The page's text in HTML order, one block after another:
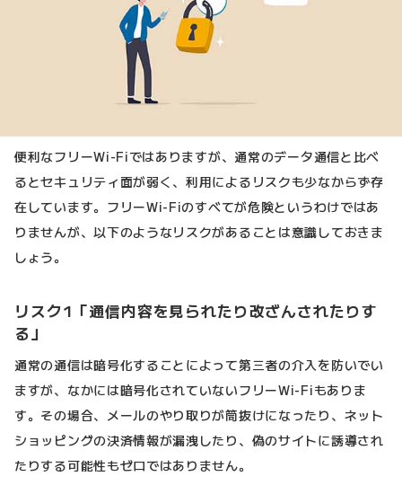
便利なフリーWi-Fiではありますが、通常のデータ通信と比べ
るとセキュリティ面が弱く、利用によるリスクも少なからず存
在しています。フリーWi-Fiのすべてが危険というわけではあ
りませんが、以下のようなリスクがあることは意識しておきま
しょう。
リスク1「通信内容を見られたり改ざんされたりす
る」
通常の通信は暗号化することによって第三者の介入を防いでい
ますが、なかには暗号化されていないフリーWi-Fiもありま
す。その場合、メールのやり取りが筒抜けになったり、ネット
ショッピングの決済情報が漏洩したり、偽のサイトに誘導され
たりする可能性もゼロではありません。